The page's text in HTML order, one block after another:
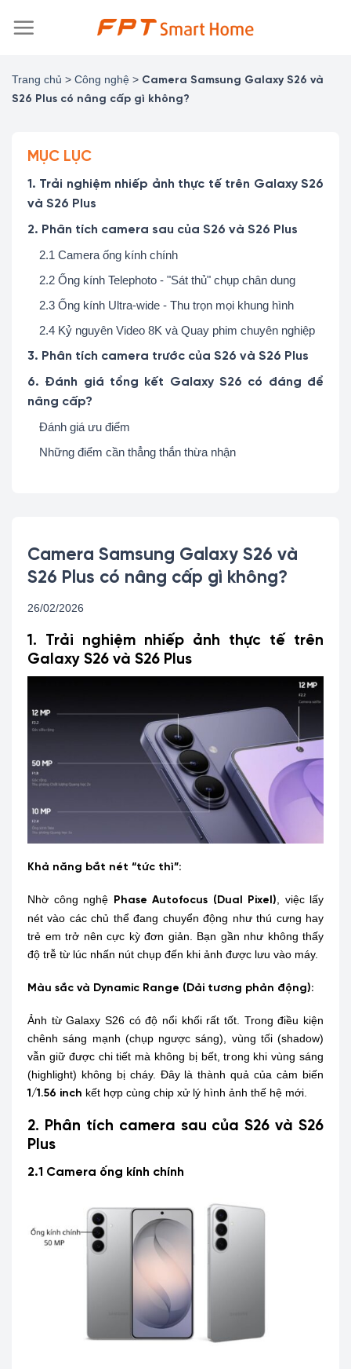
đến
Trang chủ > Công nghệ > Camera Samsung Galaxy S26 và
S26 Plus có nâng cấp gì không?
Camera Samsung Galaxy S26 và
S26 Plus có nâng cấp gì không?
26/02/2026
1. Trải nghiệm nhiếp ảnh thực tế trên
Galaxy S26 và S26 Plus
Khả năng bắt nét “tức thì”:
Nhờ công nghệ Phase Autofocus (Dual Pixel), việc lấy
nét vào các chủ thể đang chuyển động như thú cưng hay
trẻ em trở nên cực kỳ đơn giản. Bạn gần như không thấy
độ trễ từ lúc nhấn nút chụp đến khi ảnh được lưu vào máy.
Màu sắc và Dynamic Range (Dải tương phản động):
Ảnh từ Galaxy S26 có độ nổi khối rất tốt. Trong điều kiện
chênh sáng mạnh (chụp ngược sáng), vùng tối (shadow)
vẫn giữ được chi tiết mà không bị bết, trong khi vùng sáng
(highlight) không bị cháy. Đây là thành quả của cảm biến
1/1.56 inch kết hợp cùng chip xử lý hình ảnh thế hệ mới.
2. Phân tích camera sau của S26 và S26
Plus
2.1 Camera ống kính chính
MỤC LỤC
1. Trải nghiệm nhiếp ảnh thực tế trên Galaxy S26
và S26 Plus
2. Phân tích camera sau của S26 và S26 Plus
2.1 Camera ống kính chính
2.2 Ống kính Telephoto - "Sát thủ" chụp chân dung
2.3 Ống kính Ultra-wide - Thu trọn mọi khung hình
2.4 Kỷ nguyên Video 8K và Quay phim chuyên nghiệp
3. Phân tích camera trước của S26 và S26 Plus
6. Đánh giá tổng kết Galaxy S26 có đáng để
nâng cấp?
Đánh giá ưu điểm
Những điểm cần thẳng thắn thừa nhận